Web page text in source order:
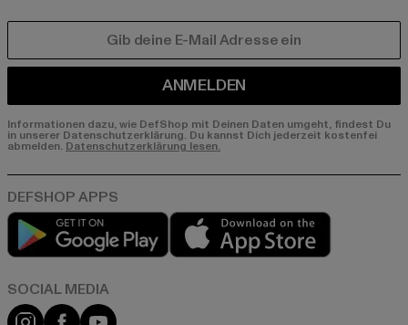
ANMELDEN
Informationen dazu, wie DefShop mit Deinen Daten umgeht, findest Du
in unserer Datenschutzerklärung. Du kannst Dich jederzeit kostenfei
abmelden. Datenschutzerklärung lesen.
Play market
Instagram
FacebookYouTube